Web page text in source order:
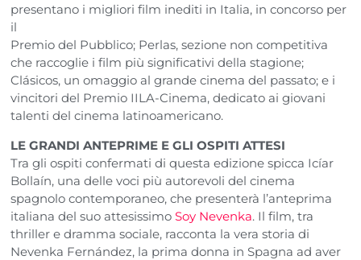
presentano i migliori film inediti in Italia, in concorso per
il
Premio del Pubblico; Perlas, sezione non competitiva
che raccoglie i film più significativi della stagione;
Clásicos, un omaggio al grande cinema del passato; e i
vincitori del Premio IILA-Cinema, dedicato ai giovani
talenti del cinema latinoamericano.
LE GRANDI ANTEPRIME E GLI OSPITI ATTESI
Tra gli ospiti confermati di questa edizione spicca Icíar
Bollaín, una delle voci più autorevoli del cinema
spagnolo contemporaneo, che presenterà l’anteprima
italiana del suo attesissimoSoy Nevenka. Il film, tra
thriller e dramma sociale, racconta la vera storia di
Nevenka Fernández, la prima donna in Spagna ad aver